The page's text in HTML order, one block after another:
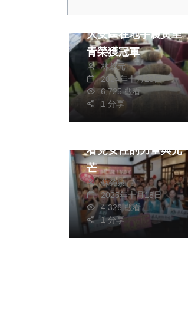
大安區在地芋農黃至
青榮獲冠軍
林獻元
2024年十月23日
6,725 觀看
1 分享
熱門 生活
看見女性的力量與光
芒
蘇榮泉
2025年十月18日
4,326 觀看
1 分享